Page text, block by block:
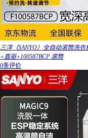
三洋（SANYO）全自动滚筒洗
+直驱+100587BCP 滚筒
0条评价